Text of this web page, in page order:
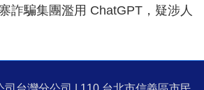
詐騙集團濫用 ChatGPT，疑涉人